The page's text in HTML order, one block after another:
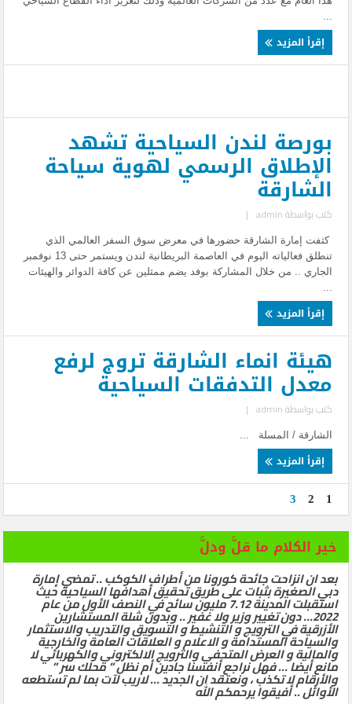
إقرأ المزيد
بورصة لندن السياحية تشهد
الإطلاق الرسمي لهوية سياحة
الشارقة
كتب بواسطةadmin
|
كثفت إمارة الشارقة حضورها في معرض سوق السفر العالمي الذي
تنطلق فعالياته اليوم في العاصمة البريطانية لندن ويستمر حتى 13 نوفمبر
الجاري .. من خلال المشاركة بوفد يضم ممثلين عن كافة الدوائر والهيئات
إقرأ المزيد
هيئة انماء الشارقة تروج لرفع
معدل التدفقات السياحية
كتب بواسطةadmin
|
الشارقة / المسلة ...
إقرأ المزيد
1
2
3
خير الكلام ما قلَّ ودلَّ
بعد ان انزاحت جائحة كورونا من أطراف الكوكب .. تمضي إمارة
دبي الصغيرة بثبات على طريق تحقيق أهدافها السياحية حيث
استقبلت المدينة 7.12 مليون سائح في النصف الأول من عام
2022… دون تغيير وزير ولا غفير .. وبدون شلة المستشارين
الأزرقية في الترويج و التنشيط و التسويق والتدريب والاستثمار
والسياحة المستدامة و الاعلام و العلاقات العامة والخارجية
والمالية و العرض المتحفي والترويج الالكتروني والكهربائي لا
مانع أيضا … فهل نراجع أنفسنا جادين أم نظل ” محلك سر ”
والأرقام لا تكذب ، ونعتقد ان الجديد … لاريب لآت بما لم تستطعه
الأوائل .. أفيقوا يرحمكم الله